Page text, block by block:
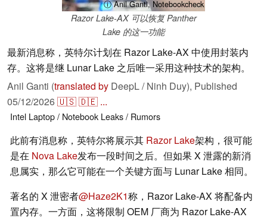
ⓘ Anil Ganti, Notebookcheck
Razor Lake-AX 可以恢复 Panther
Lake 的这一功能
最新消息称，英特尔计划在 Razor Lake-AX 中使用封装内
存。这将是继 Lunar Lake 之后唯一采用这种技术的架构。
Anil Ganti (translated by DeepL / Ninh Duy), Published
05/12/2026🇺🇸🇩🇪 ...
Intel Laptop / Notebook Leaks / Rumors
此前有消息称，英特尔将展示其 Razor Lake架构，很可能
是在 Nova Lake发布一段时间之后。但如果 X 泄露的新消
息属实，那么它可能在一个关键方面与 Lunar Lake 相同。
著名的 X 泄密者@Haze2K1称，Razor Lake-AX 将配备内
置内存。一方面，这将限制 OEM 厂商为 Razor Lake-AX